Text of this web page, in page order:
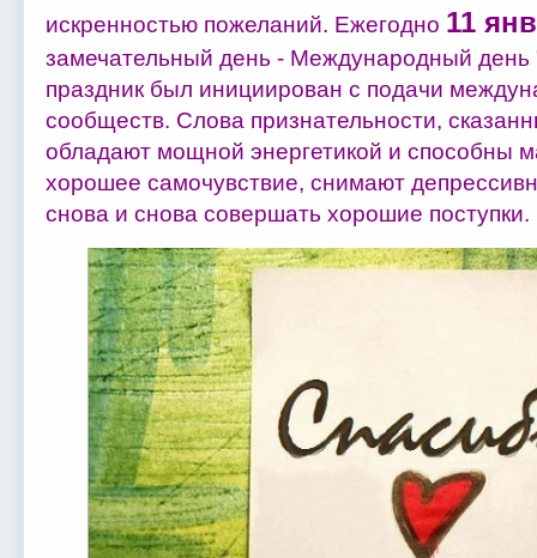
искренностью пожеланий. Ежегодно 11
замечательный день - Международный день
праздник был инициирован с подачи
сообществ. Слова признательности,
обладают мощной энергетикой и способны
хорошее самочувствие, снимают
снова и снова совершать хорошие поступки.